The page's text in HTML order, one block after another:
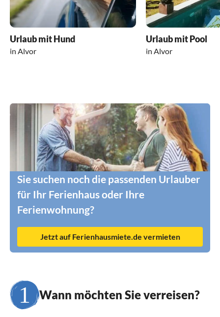
Urlaub mit Hund
in Alvor
Urlaub mit Pool
in Alvor
Sie suchen noch die passenden Urlauber
für Ihr Ferienhaus oder Ihre
Ferienwohnung?
Jetzt auf Ferienhausmiete.de vermieten
Wann möchten Sie verreisen?